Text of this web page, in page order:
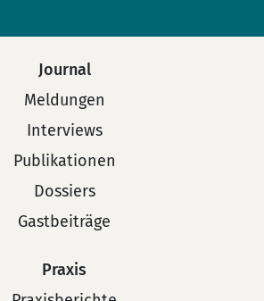
Journal
Meldungen
Interviews
Publikationen
Dossiers
Gastbeiträge
Praxis